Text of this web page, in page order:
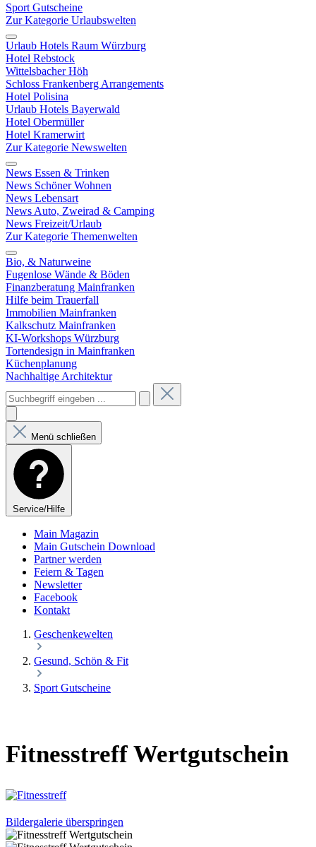
Sport Gutscheine
Zur Kategorie Urlaubswelten
Urlaub Hotels Raum Würzburg
Hotel Rebstock
Wittelsbacher Höh
Schloss Frankenberg Arrangements
Hotel Polisina
Urlaub Hotels Bayerwald
Hotel Obermüller
Hotel Kramerwirt
Zur Kategorie Newswelten
News Essen & Trinken
News Schöner Wohnen
News Lebensart
News Auto, Zweirad & Camping
News Freizeit/Urlaub
Zur Kategorie Themenwelten
Bio, & Naturweine
Fugenlose Wände & Böden
Finanzberatung Mainfranken
Hilfe beim Trauerfall
Immobilien Mainfranken
Kalkschutz Mainfranken
KI-Workshops Würzburg
Tortendesign in Mainfranken
Küchenplanung
Nachhaltige Architektur
Menü schließen
Service/Hilfe
Main Magazin
Main Gutschein Download
Partner werden
Feiern & Tagen
Newsletter
Facebook
Kontakt
Geschenkewelten
Gesund, Schön & Fit
Sport Gutscheine
Fitnesstreff Wertgutschein
Bildergalerie überspringen